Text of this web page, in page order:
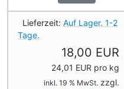
Lieferzeit: Auf Lager. 1-2
Tage.
18,00 EUR
24,01 EUR pro kg
inkl. 19 % MwSt. zzgl.